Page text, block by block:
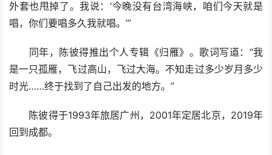
外套也甩掉了。我说：‘今晚没有台湾海峡，咱们今天就是
唱，你们要唱多久我就唱。’”
同年，陈彼得推出个人专辑《归雁》。歌词写道：“我
是一只孤雁，飞过高山，飞过大海。不知走过多少岁月多少
时光……终于找到了自己出发的地方。”
陈彼得于1993年旅居广州，2001年定居北京，2019年
回到成都。